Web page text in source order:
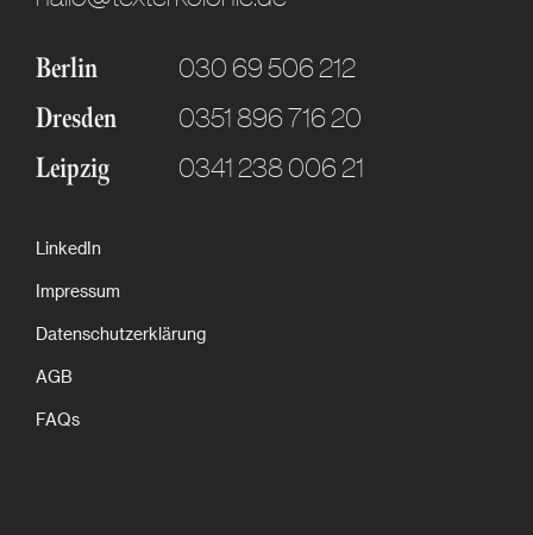
Berlin 030 69 506 212
Dresden 0351 896 716 20
Leipzig 0341 238 006 21
LinkedIn
Impressum
Datenschutzerklärung
AGB
FAQs